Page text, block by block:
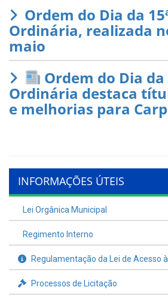
Ordem do Dia da
Ordinária, realizada
maio
Ordem do Dia da
Ordinária destaca
e melhorias para
INFORMAÇÕES ÚTEIS
Lei Orgânica Municipal
Regimento Interno
Regulamentação da Lei de Acesso
Processos de Licitação